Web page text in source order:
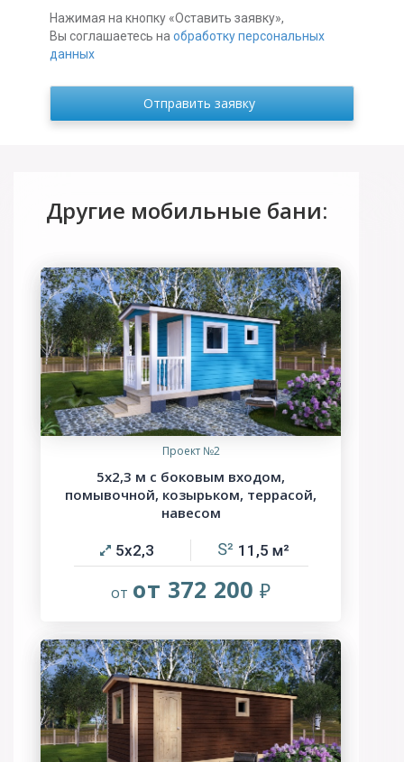
Нажимая на кнопку «Оставить заявку»,
Вы соглашаетесь на обработку персональных
данных
Другие мобильные бани:
Проект №2
5х2,3 м с боковым входом,
помывочной, козырьком, террасой,
навесом
5х2,3 11,5
от 372 200